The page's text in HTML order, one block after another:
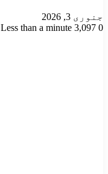
جنوری 3, 2026
0
Less than a minute